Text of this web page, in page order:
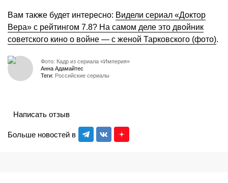
Вам также будет интересно: Видели сериал «Доктор
Вера» с рейтингом 7.8? На самом деле это двойник
советского кино о войне — с женой Тарковского (фото).
Фото: Кадр из сериала «Империя»
Анна Адамайтес
Теги: Российские сериалы
Больше новостей в
Написать отзыв